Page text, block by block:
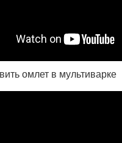
омлет в мультиварке